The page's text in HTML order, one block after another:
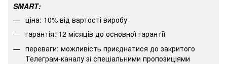
SMART:
ціна: 10% від вартості виробу
гарантія: 12 місяців до основної гарантії
переваги: можливість приєднатися до закритого
Телеграм-каналу зі спеціальними пропозиціями